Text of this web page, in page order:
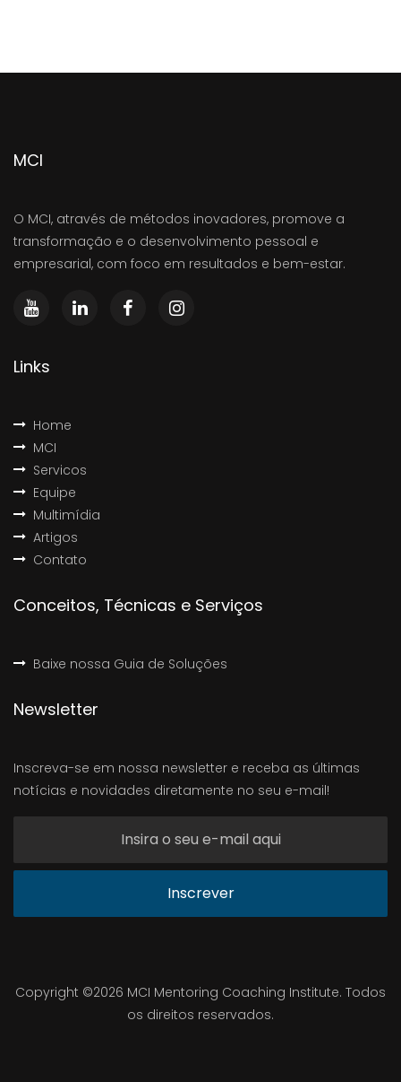
MCI
O MCI, através de métodos inovadores, promove a
transformação e o desenvolvimento pessoal e
empresarial, com foco em resultados e bem-estar.
Links
Home
MCI
Servicos
Equipe
Multimídia
Artigos
Contato
Conceitos, Técnicas e Serviços
Baixe nossa Guia de Soluções
Newsletter
Inscreva-se em nossa newsletter e receba as últimas
notícias e novidades diretamente no seu e-mail!
Inscrever
Copyright ©2026 MCI Mentoring Coaching Institute. Todos
os direitos reservados.